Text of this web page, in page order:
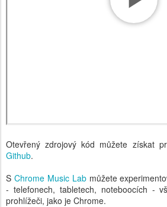
Otevřený zdrojový kód můžete získat
Github.
S Chrome Music Labmůžete
- telefonech, tabletech, noteboocích -
prohlížeči, jako je Chrome.